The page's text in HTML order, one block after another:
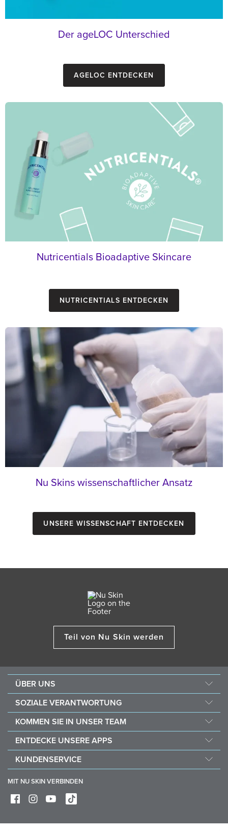
Der ageLOC Unterschied
ageLOC entdecken
Nutricentials Bioadaptive Skincare
Nutricentials Entdecken
Nu Skins wissenschaftlicher Ansatz
Unsere Wissenschaft entdecken
Teil von Nu Skin werden
ÜBER UNS
Jobs & Karriere
SOZIALE VERANTWORTUNG
Force for Good
Kaufe und spende mit Vitameal
KOMMEN SIE IN UNSER TEAM
Finanzielle Vergütung
Richtlinien
ENTDECKE UNSERE APPS
Stela
KUNDENSERVICE
Mache von deinem Widerrufsrecht Gebrauch
MIT NU SKIN VERBINDEN